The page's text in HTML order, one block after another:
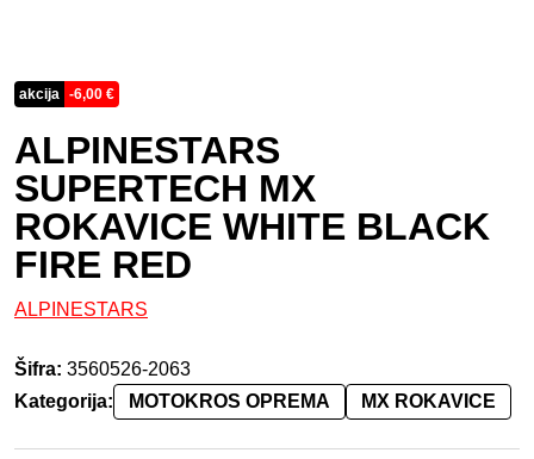
akcija -6,00 €
ALPINESTARS
SUPERTECH MX
ROKAVICE WHITE BLACK
FIRE RED
ALPINESTARS
Šifra: 3560526-2063
Kategorija:
MOTOKROS OPREMA MX ROKAVICE